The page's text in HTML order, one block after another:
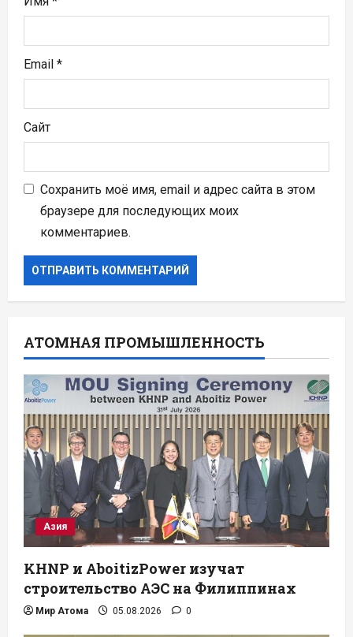
Email *
Сайт
Сохранить моё имя, email и адрес сайта в этом
браузере для последующих моих
комментариев.
АТОМНАЯ ПРОМЫШЛЕННОСТЬ
Азия
KHNP и AboitizPower изучат
строительство АЭС на Филиппинах
Мир Атома 05.08.2026 0